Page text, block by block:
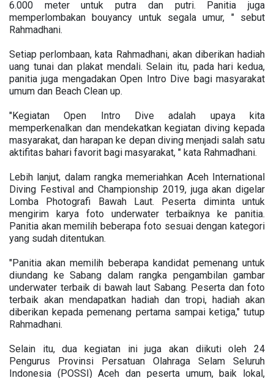
6.000 meter untuk putra dan putri. Panitia juga
memperlombakan bouyancy untuk segala umur, " sebut
Rahmadhani.
Setiap perlombaan, kata Rahmadhani, akan diberikan hadiah
uang tunai dan plakat mendali. Selain itu, pada hari kedua,
panitia juga mengadakan Open Intro Dive bagi masyarakat
umum dan Beach Clean up.
"Kegiatan Open Intro Dive adalah upaya kita
memperkenalkan dan mendekatkan kegiatan diving kepada
masyarakat, dan harapan ke depan diving menjadi salah satu
aktifitas bahari favorit bagi masyarakat, " kata Rahmadhani.
Lebih lanjut, dalam rangka memeriahkan Aceh International
Diving Festival and Championship 2019, juga akan digelar
Lomba Photografi Bawah Laut. Peserta diminta untuk
mengirim karya foto underwater terbaiknya ke panitia.
Panitia akan memilih beberapa foto sesuai dengan kategori
yang sudah ditentukan.
"Panitia akan memilih beberapa kandidat pemenang untuk
diundang ke Sabang dalam rangka pengambilan gambar
underwater terbaik di bawah laut Sabang. Peserta dan foto
terbaik akan mendapatkan hadiah dan tropi, hadiah akan
diberikan kepada pemenang pertama sampai ketiga," tutup
Rahmadhani.
Selain itu, dua kegiatan ini juga akan diikuti oleh 24
Pengurus Provinsi Persatuan Olahraga Selam Seluruh
Indonesia (POSSI) Aceh dan peserta umum, baik lokal,